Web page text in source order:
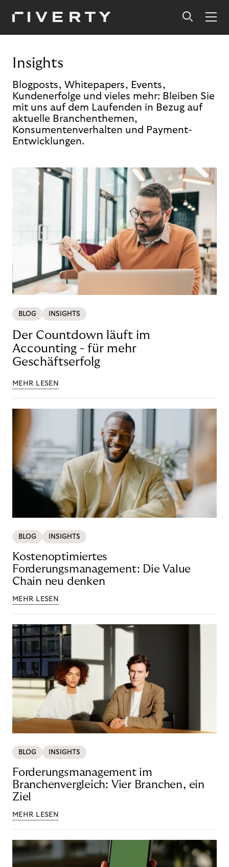
Insights
Blogposts, Whitepapers, Events,
Kundenerfolge und vieles mehr: Bleiben Sie
mit uns auf dem Laufenden in Bezug auf
aktuelle Branchenthemen,
Konsumentenverhalten und Payment-
Entwicklungen.
BLOG INSIGHTS
Der Countdown läuft im
Accounting - für mehr
Geschäftserfolg
MEHR LESEN
BLOG INSIGHTS
Kostenoptimiertes
Forderungsmanagement: Die Value
Chain neu denken
MEHR LESEN
BLOG INSIGHTS
Forderungsmanagement im
Branchenvergleich: Vier Branchen, ein
Ziel
MEHR LESEN